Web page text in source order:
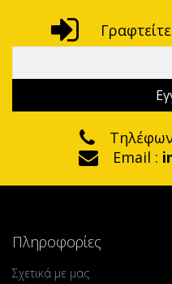
Email :
Πληροφορίες
Σχετικά με μας